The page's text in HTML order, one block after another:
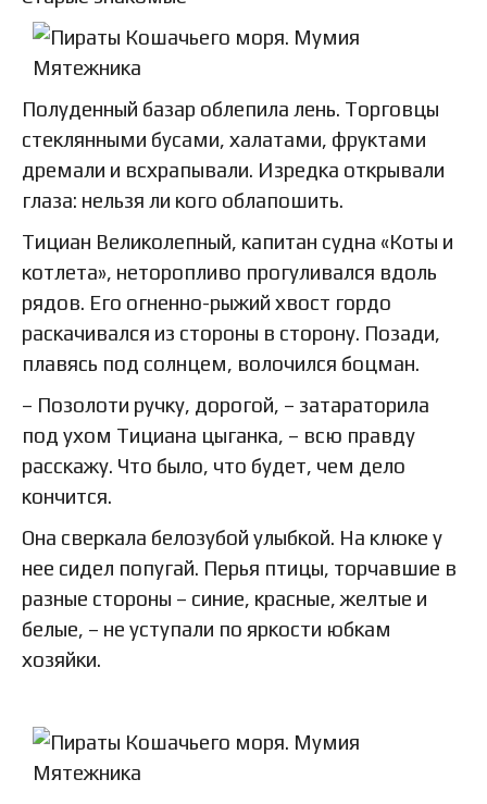
Полуденный базар облепила лень. Торговцы
стеклянными бусами, халатами, фруктами
дремали и всхрапывали. Изредка открывали
глаза: нельзя ли кого облапошить.
Тициан Великолепный, капитан судна «Коты и
котлета», неторопливо прогуливался вдоль
рядов. Его огненно-рыжий хвост гордо
раскачивался из стороны в сторону. Позади,
плавясь под солнцем, волочился боцман.
– Позолоти ручку, дорогой, – затараторила
под ухом Тициана цыганка, – всю правду
расскажу. Что было, что будет, чем дело
кончится.
Она сверкала белозубой улыбкой. На клюке у
нее сидел попугай. Перья птицы, торчавшие в
разные стороны – синие, красные, желтые и
белые, – не уступали по яркости юбкам
хозяйки.